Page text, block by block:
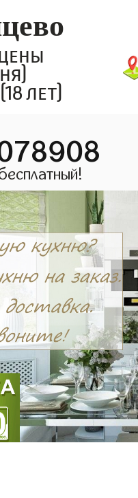
лет)